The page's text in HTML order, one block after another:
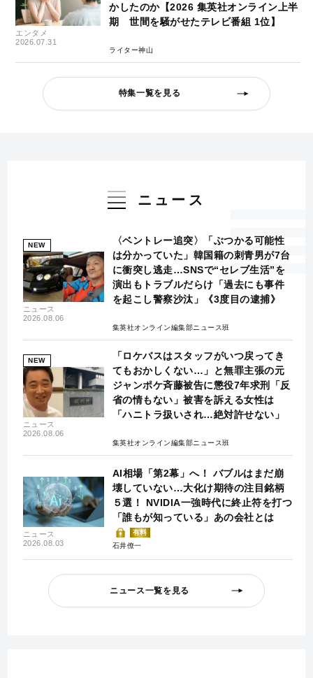
エンタメ
2026.07.31
かしたのか【2026 集英社オンライン上半
期 世間を騒がせたテレビ番組 1位】
ライター神山
特集一覧を見る
ニュース
NEW
ニュース
2026.08.06
〈ベントレー追突〉「ぶつかる可能性
は分かっていた」韓国籍の刺青男が7台
に衝突し逃走…SNSで“セレブ生活”を
演出もトラブルだらけ「過去にも事件
を起こし警察沙汰」《3度目の逮捕》
集英社オンライン編集部ニュース班
NEW
ニュース
2026.08.06
「ロケバスはスタッフがいつ戻ってき
てもおかしくない…」と無罪主張の元
ジャンポケ斉藤被告に懲役7年求刑「反
省の情もない」被害を訴える女性は
「ハニトラ扱いされ…絶対許せない」
集英社オンライン編集部ニュース班
ニュース
2026.08.03
AI相場「第2幕」へ！ バブルはまだ崩
壊していない…大化け期待の注目銘柄
５選！ NVIDIA一強時代に終止符を打つ
「誰もが知っている」あの会社とは
有料
石井僚一
ニュース一覧を見る